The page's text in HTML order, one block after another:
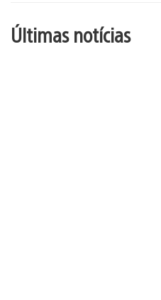
Últimas notícias